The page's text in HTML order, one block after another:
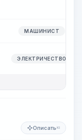
МАШИНИСТ
ЭЛЕКТРИЧЕСТВО
Описать KI